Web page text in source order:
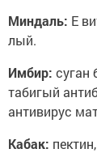
Миндаль: Е
лый.
Имбир: суган
табигый
антивирус
Кабак: